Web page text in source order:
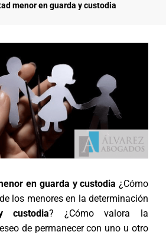
menor en guarda y custodia
en guarda y custodia ¿Cómo
los menores en la determinación
custodia? ¿Cómo valora la
de permanecer con uno u otro